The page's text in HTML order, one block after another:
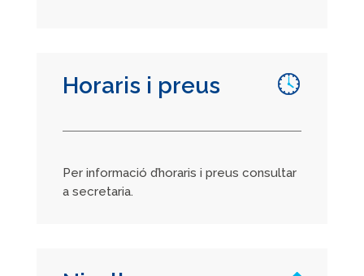
Horaris i preus
Per informació d’horaris i preus consultar
a secretaria.